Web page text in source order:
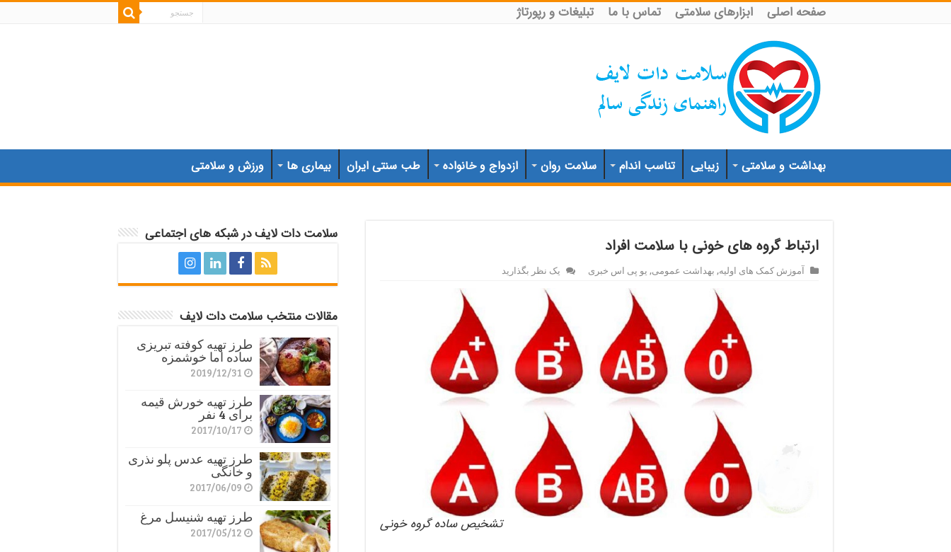
صفحه اصلی ابزارهای سلامتی تماس با ما تبلیغات و رپورتاژ
بهداشت و سلامتی زیبایی تناسب اندام سلامت روان ازدواج و خانواده طب سنتی ایران بیماری ها ورزش و سلامتی
ارتباط گروه های خونی با سلامت افراد
آموزش کمک های اولیه, بهداشت عمومی, یو پی اس خبری یک نظر بگذارید
تشخیص ساده گروه خونی
سلامت دات لایف در شبکه های اجتماعی
مقالات منتخب سلامت دات لایف
طرز تهیه کوفته تبریزی
ساده اما خوشمزه
2019/12/31
طرز تهیه خورش قیمه
برای 4 نفر
2017/10/17
طرز تهیه عدس پلو نذری
و خانگی
2017/06/09
طرز تهیه شنیسل مرغ
2017/05/12